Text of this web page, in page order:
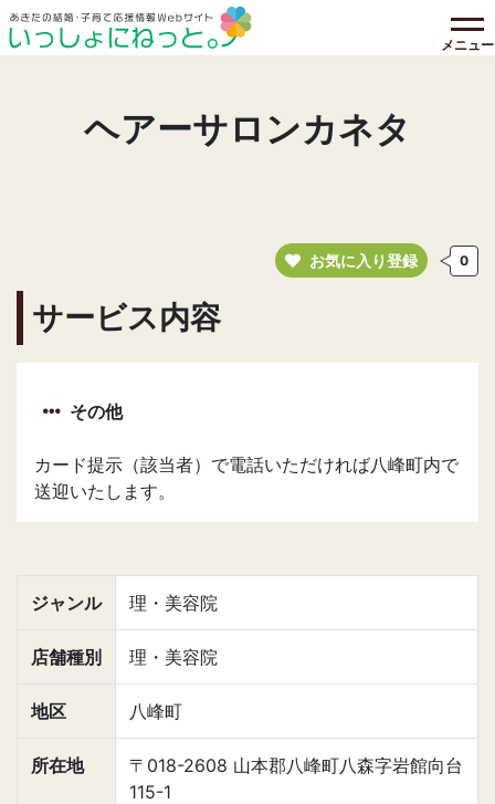
メニュー
ヘアーサロンカネタ
お気に入り登録 0
サービス内容
その他
カード提示（該当者）で電話いただければ八峰町内で
送迎いたします。
ジャンル 理・美容院
店舗種別 理・美容院
地区 八峰町
所在地
〒018-2608 山本郡八峰町八森字岩館向台
115-1